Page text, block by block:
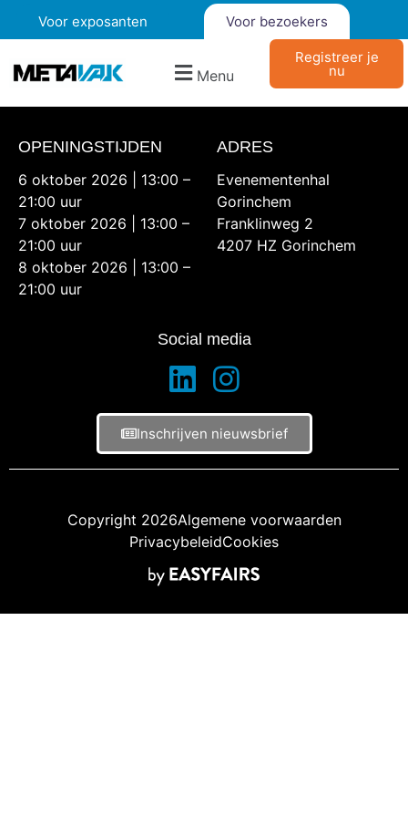
Voor exposanten Voor bezoekers
Menu
Registreer je
nu
OPENINGSTIJDEN
6 oktober 2026 | 13:00 –
21:00 uur
7 oktober 2026 | 13:00 –
21:00 uur
8 oktober 2026 | 13:00 –
21:00 uur
ADRES
Evenementenhal
Gorinchem
Franklinweg 2
4207 HZ Gorinchem
Social media
Inschrijven nieuwsbrief
Copyright 2026Algemene voorwaarden
PrivacybeleidCookies